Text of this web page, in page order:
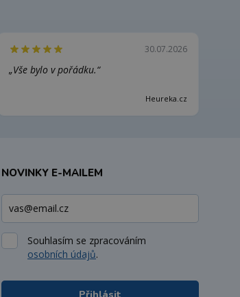
30.07.2026
„Vše bylo v pořádku.“
Heureka.cz
NOVINKY E-MAILEM
Souhlasím se zpracováním
osobních údajů.
Přihlásit